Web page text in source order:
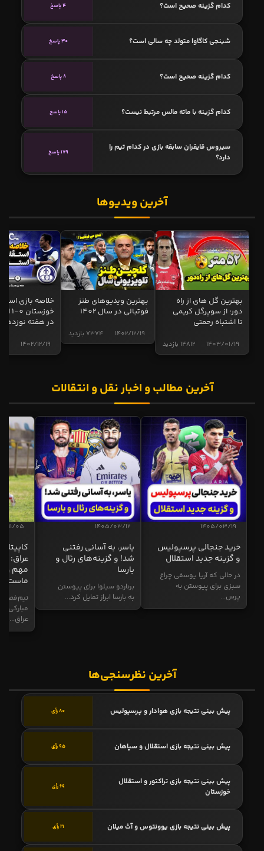
کدام گزینه صحیح است؟ 4 پاسخ
شینجی کاگاوا متولد چه سالی است؟ 30 پاسخ
کدام گزینه صحیح است؟ 8 پاسخ
کدام گزینه با ماته مالس مرتبط نیست؟ 15 پاسخ
سیروس قایقران سابقه بازی در کدام تیم را
دارد؟
179 پاسخ
آخرین ویدیوها
بهترین گل های از راه
دور؛ از سوپرگل کریمی
تا اشتباه رحمتی
14812 بازدید 1403/01/19
بهترین ویدیوهای طنز
فوتبالی در سال 1402
7374 بازدید 1402/12/19
خلاصه بازی
در هفته نوزدهم
1402/12/19
آخرین مطالب و اخبار نقل و انتقالات
1405/03/19
خرید جنجالی پرسپولیس
و گزینه جدید استقلال
در حالی که آریا یوسفی چراغ
سبزی برای پیوستن به
پرس...
1405/03/12
یاسر، به آسانی رفتنی
شد! و گزینه‌های رئال و
بارسا
برناردو سیلوا برای پیوستن
به بارسا ابراز تمایل کرد...
11/05
عراق:
مهم و
ماست
نیم‌فصل
مبارکی
عراق...
آخرین نظرسنجی‌ها
پیش بینی نتیجه بازی هوادار و پرسپولیس 80 رأی
پیش بینی نتیجه بازی استقلال و سپاهان 95 رأی
پیش بینی نتیجه بازی تراکتور و استقلال
خوزستان
69 رأی
پیش بینی نتیجه بازی یوونتوس و آث میلان 21 رأی